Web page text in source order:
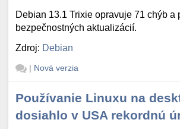
Debian 13.1 Trixie opravuje 71 chýb a
bezpečnostných aktualizácií.
Zdroj: Debian
| Nová verzia
Používanie Linuxu na
dosiahlo v USA rekordnú